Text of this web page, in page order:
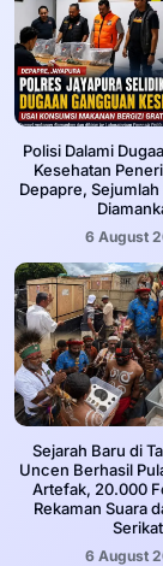
‎Polisi Dalami
Kesehatan
Depapre,
6 August
Sejarah Baru di
Uncen Berhasil
Artefak, 20.000
Rekaman Suara
Serikat
6 August